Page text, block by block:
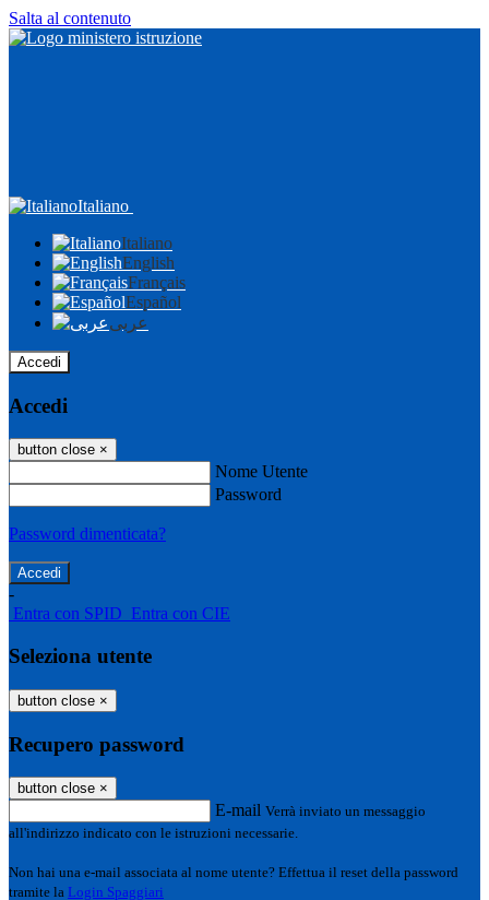
Salta al contenuto
Italiano
Italiano
English
Français
Español
عربى
Accedi
Accedi
button close ×
Nome Utente
Password
Password dimenticata?
-
Entra con SPID Entra con CIE
Seleziona utente
button close ×
Recupero password
button close ×
E-mail Verrà inviato un messaggio
all'indirizzo indicato con le istruzioni necessarie.
Non hai una e-mail associata al nome utente? Effettua il reset della password
tramite la Login Spaggiari